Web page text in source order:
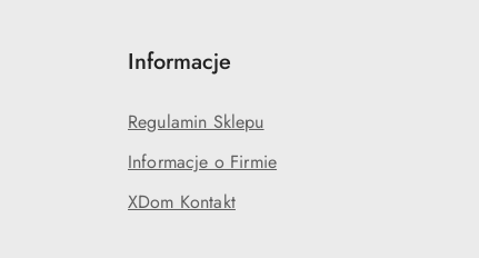
Informacje
Regulamin Sklepu
Informacje o Firmie
XDom Kontakt